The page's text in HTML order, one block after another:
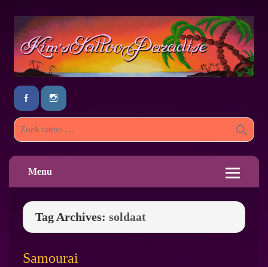
Menu
Tag Archives: soldaat
Samourai